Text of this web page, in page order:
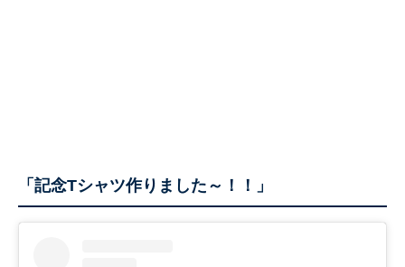
「記念Tシャツ作りました～！！」